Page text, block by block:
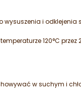
i odklejenia
120°C
w suchym i